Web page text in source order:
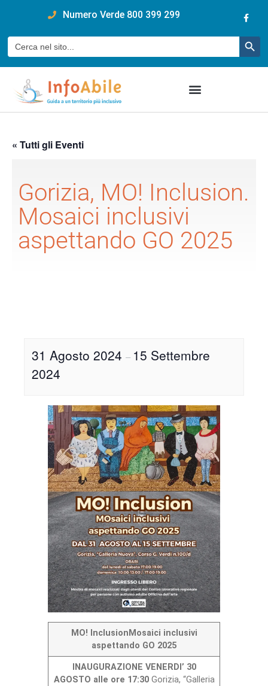
Numero Verde 800 399 299
Cerca:
« Tutti gli Eventi
Gorizia, MO! Inclusion.
Mosaici inclusivi
aspettando GO 2025
31 Agosto 2024 – 15 Settembre
2024
MO! Inclusion Mosaici inclusivi
aspettando GO 2025
INAUGURAZIONE VENERDI’ 30
AGOSTO alle ore 17:30Gorizia, “Galleria